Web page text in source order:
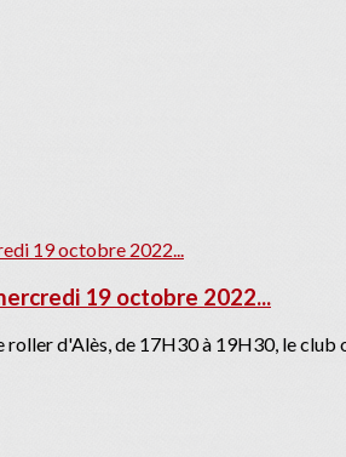
19 octobre 2022...
roller d'Alès, de 17H30 à 19H30, le club